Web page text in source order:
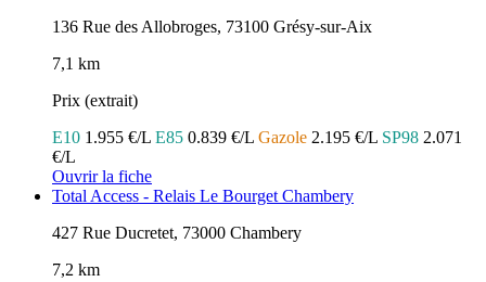
136 Rue des Allobroges, 73100 Grésy-sur-Aix
7,1 km
Prix (extrait)
E10 1.955 €/L E85 0.839 €/L Gazole 2.195 €/L SP98 2.071
€/L
Ouvrir la fiche
Total Access - Relais Le Bourget Chambery
427 Rue Ducretet, 73000 Chambery
7,2 km